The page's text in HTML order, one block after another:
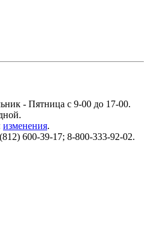
- Пятница с 9-00 до 17-00.
изменения.
600-39-17; 8-800-333-92-02.